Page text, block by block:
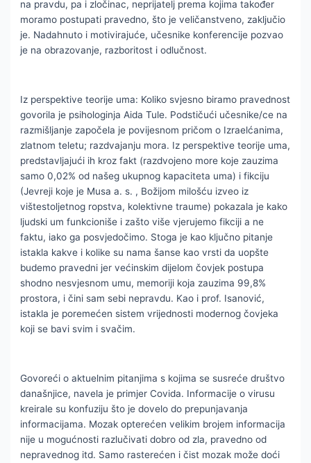
na pravdu, pa i zločinac, neprijatelj prema kojima također
moramo postupati pravedno, što je veličanstveno, zaključio
je. Nadahnuto i motivirajuće, učesnike konferencije pozvao
je na obrazovanje, razboritost i odlučnost.
Iz perspektive teorije uma: Koliko svjesno biramo pravednost
govorila je psihologinja Aida Tule. Podstičući učesnike/ce na
razmišljanje započela je povijesnom pričom o Izraelćanima,
zlatnom teletu; razdvajanju mora. Iz perspektive teorije uma,
predstavljajući ih kroz fakt (razdvojeno more koje zauzima
samo 0,02% od našeg ukupnog kapaciteta uma) i fikciju
(Jevreji koje je Musa a. s. , Božijom milošću izveo iz
vištestoljetnog ropstva, kolektivne traume) pokazala je kako
ljudski um funkcioniše i zašto više vjerujemo fikciji a ne
faktu, iako ga posvjedočimo. Stoga je kao ključno pitanje
istakla kakve i kolike su nama šanse kao vrsti da uopšte
budemo pravedni jer većinskim dijelom čovjek postupa
shodno nesvjesnom umu, memoriji koja zauzima 99,8%
prostora, i čini sam sebi nepravdu. Kao i prof. Isanović,
istakla je poremećen sistem vrijednosti modernog čovjeka
koji se bavi svim i svačim.
Govoreći o aktuelnim pitanjima s kojima se susreće društvo
današnjice, navela je primjer Covida. Informacije o virusu
kreirale su konfuziju što je dovelo do prepunjavanja
informacijama. Mozak opterećen velikim brojem informacija
nije u mogućnosti razlučivati dobro od zla, pravedno od
nepravednog itd. Samo rasterećen i čist mozak može doći